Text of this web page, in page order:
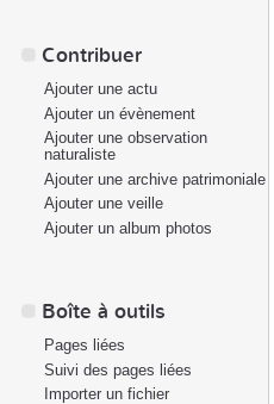
Contribuer
Ajouter une actu
Ajouter un évènement
Ajouter une observation
naturaliste
Ajouter une archive patrimoniale
Ajouter une veille
Ajouter un album photos
Boîte à outils
Pages liées
Suivi des pages liées
Importer un fichier